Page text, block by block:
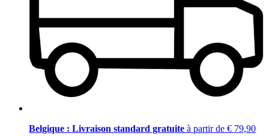
Belgique : Livraison standard gratuite à partir de € 79,90